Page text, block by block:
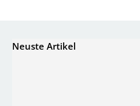
Neuste Artikel